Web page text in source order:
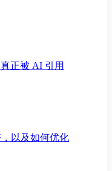
正被 AI 引用
以及如何优化